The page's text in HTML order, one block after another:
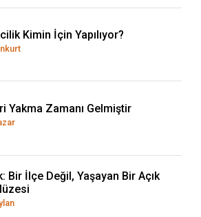
Kimin İçin Yapılıyor?
Yakma Zamanı Gelmiştir
Bir İlçe Değil, Yaşayan Bir Açık